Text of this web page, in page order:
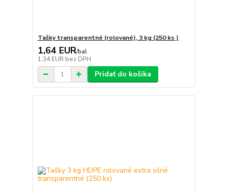
Tašky transparentné (rolované), 3 kg (250 ks )
1,64 EUR/bal
1,34 EUR bez DPH
Pridať do košíka